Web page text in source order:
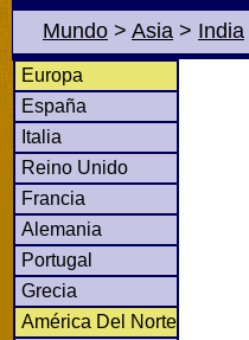
Mundo > Asia > India
Europa
España
Italia
Reino Unido
Francia
Alemania
Portugal
Grecia
América Del Norte